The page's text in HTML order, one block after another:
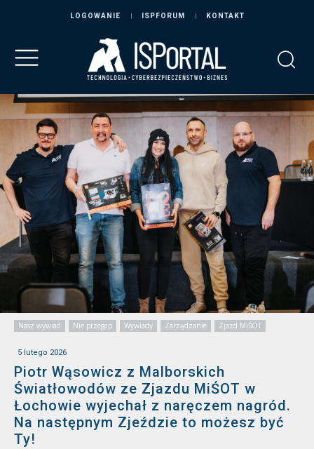
LOGOWANIE ISPFORUM KONTAKT
Nasz wywiad Nie przegap Wywiady Zarządzanie Zjazd MiŚOT
5 lutego 2026
Piotr Wąsowicz z Malborskich
Światłowodów ze Zjazdu MiŚOT w
Łochowie wyjechał z naręczem nagród.
Na następnym Zjeździe to możesz być
Ty!